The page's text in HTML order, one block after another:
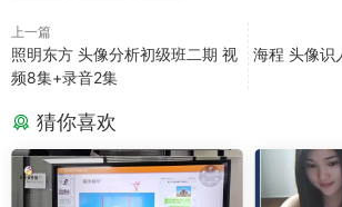
上一篇
照明东方 头像分析初级班二期 视
频8集+录音2集
海程 头像识
猜你喜欢